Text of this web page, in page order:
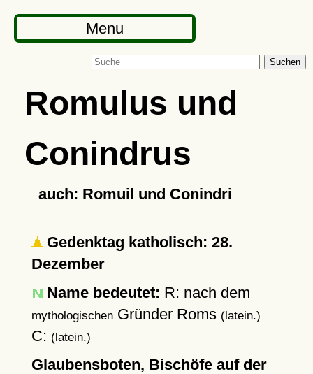
Menu
Suchen
Romulus und
Conindrus
auch: Romuil und Conindri
Gedenktag katholisch: 28.
Dezember
Name bedeutet: R: nach dem
mythologischenGründer Roms (latein.)
C: (latein.)
Glaubensboten, Bischöfe auf der